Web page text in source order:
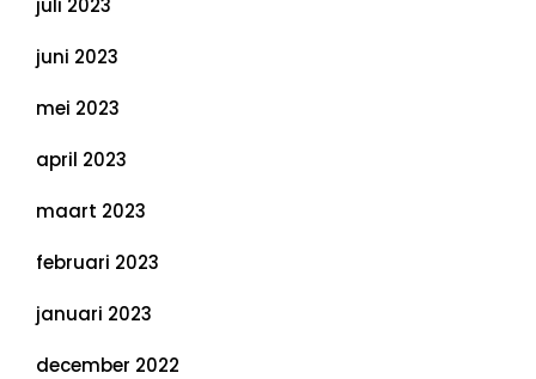
juli 2023
juni 2023
mei 2023
april 2023
maart 2023
februari 2023
januari 2023
december 2022